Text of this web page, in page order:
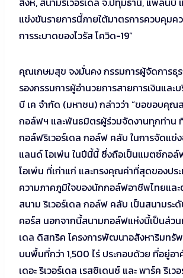
แข่งขันรายการนี้ภายใต้มาตรการควบคุมค
การระบาดของไวรัส โควิด-19”
คุณเกษมสุข จงมั่นคง กรรมการผู้จัดการธุ
รองกรรมการผู้อำนวยการสายการเงินและ
บี เค จำกัด (มหาชน) กล่าวว่า “ขอขอบคุณ
กอล์ฟฯ และพันธมิตรผู้ร่วมจัดงานทุกท่าน ที่
กอล์ฟริเวอร์เดล กอล์ฟ คลับ ในการจัดแข่
แลนด์ โอเพ่น ในปีนี้นี้ ซึ่งถือเป็นแมตซ์กอล์
โอเพ่น ที่เก่าแก่ และทรงคุณค่าที่สุดของปร
ความภาคภูมิใจของนักกอล์ฟอาชีพไทยและ
สนาม ริเวอร์เดล กอล์ฟ คลับ เป็นสนามร
คอร์ส นอกจากนี้สนามกอล์ฟแห่งนี้เป็นส่วน
เดล ดิสทริค โครงการพัฒนาอสังหาริมทรั
บนพื้นที่กว่า 1,500 ไร่ ประกอบด้วย ที่อยู่อา
เดอะ ริเวอร์เดล เรสซิเดนซ์ และ พาร์ค ริเ